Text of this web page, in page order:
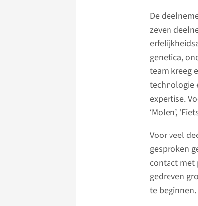
De
zeven
genetica,
team kreeg
technologie
expertise.
‘Molen’,
Voor veel
gesproken
contact met
gedreven
te beginnen.